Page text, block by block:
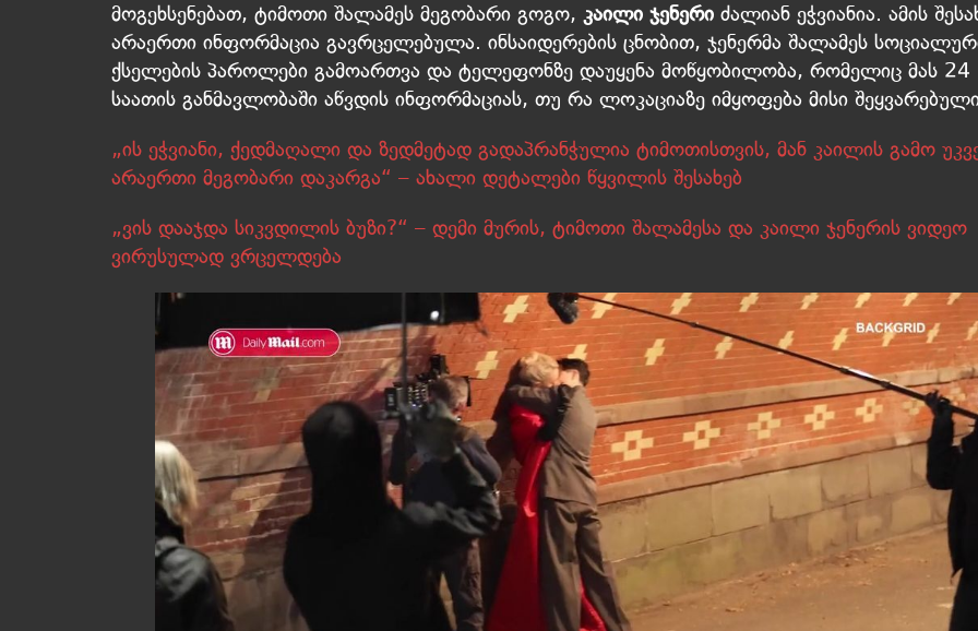
მოგეხსენებათ, ტიმოთი შალამეს მეგობარი გოგო, კაილი ჯენერი ძალიან ეჭვიანია. ამის
არაერთი ინფორმაცია გავრცელებულა. ინსაიდერების ცნობით, ჯენერმა შალამეს
ქსელების პაროლები გამოართვა და ტელეფონზე დაუყენა მოწყობილობა, რომელიც მას 24
საათის განმავლობაში აწვდის ინფორმაციას, თუ რა ლოკაციაზე იმყოფება მისი
„ის ეჭვიანი, ქედმაღალი და ზედმეტად გადაპრანჭულია ტიმოთისთვის, მან კაილის გამო
არაერთი მეგობარი დაკარგა“ – ახალი დეტალები წყვილის შესახებ
„ვის დააჯდა სიკვდილის ბუზი?“ – დემი მურის, ტიმოთი შალამესა და კაილი ჯენერის ვიდეო
ვირუსულად ვრცელდება